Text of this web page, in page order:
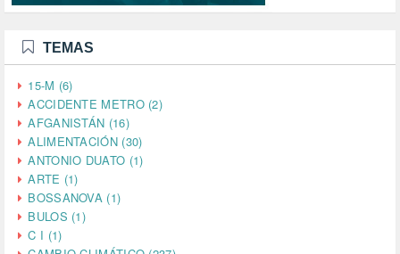
TEMAS
15-M (6)
ACCIDENTE METRO (2)
AFGANISTÁN (16)
ALIMENTACIÓN (30)
ANTONIO DUATO (1)
ARTE (1)
BOSSANOVA (1)
BULOS (1)
C I (1)